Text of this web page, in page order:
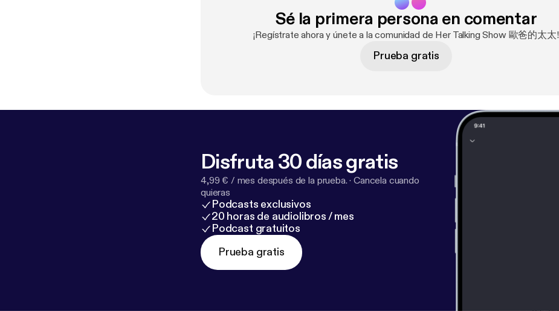
Sé la primera persona en comentar
¡Regístrate ahora y únete a la comunidad de Her Talking Show 歐爸的太太!
Prueba gratis
Disfruta 30 días gratis
4,99 € / mes después de la prueba. ·Cancela cuando
quieras
Podcasts exclusivos
20 horas de audiolibros / mes
Podcast gratuitos
Prueba gratis